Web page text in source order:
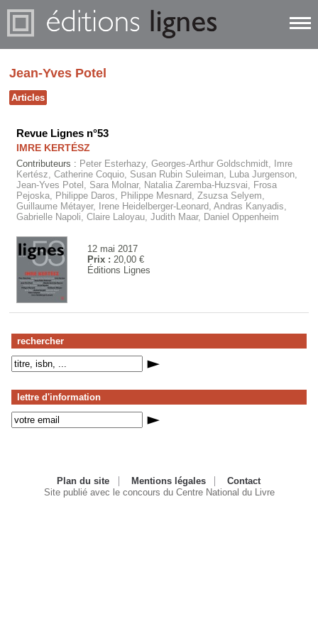
rechercher
lettre d'information
Jean-Yves Potel
Articles
12 mai 2017
Prix : 20,00 €
Éditions Lignes
Revue Lignes n°53
IMRE KERTÉSZ
Contributeurs : Peter Esterhazy, Georges-Arthur Goldschmidt, Imre
Kertész, Catherine Coquio, Susan Rubin Suleiman, Luba Jurgenson,
Jean-Yves Potel, Sara Molnar, Natalia Zaremba-Huzsvai, Frosa
Pejoska, Philippe Daros, Philippe Mesnard, Zsuzsa Selyem,
Guillaume Métayer, Irene Heidelberger-Leonard, Andras Kanyadis,
Gabrielle Napoli, Claire Laloyau, Judith Maar, Daniel Oppenheim
Plan du site Mentions légales
Contact
Site publié avec le concours du Centre National du Livre